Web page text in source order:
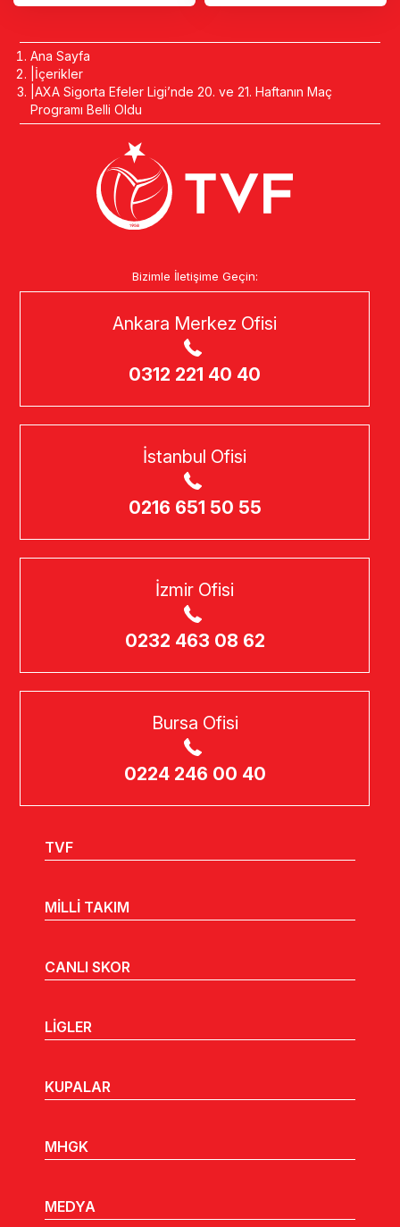
Ana Sayfa
İçerikler
AXA Sigorta Efeler Ligi’nde 20. ve 21. Haftanın Maç
Programı Belli Oldu
Bizimle İletişime Geçin:
Ankara Merkez Ofisi
0312 221 40 40
İstanbul Ofisi
0216 651 50 55
İzmir Ofisi
0232 463 08 62
Bursa Ofisi
0224 246 00 40
TVF
MİLLİ TAKIM
CANLI SKOR
LİGLER
KUPALAR
MHGK
MEDYA